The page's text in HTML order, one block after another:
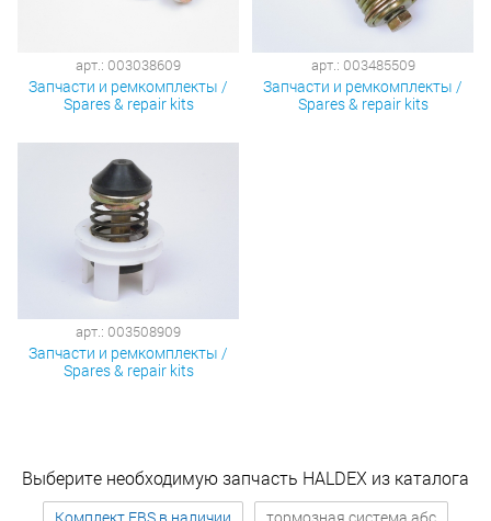
арт.: 003038609
Запчасти и ремкомплекты /
Spares & repair kits
арт.: 003485509
Запчасти и ремкомплекты /
Spares & repair kits
арт.: 003508909
Запчасти и ремкомплекты /
Spares & repair kits
Выберите необходимую запчасть HALDEX из каталога